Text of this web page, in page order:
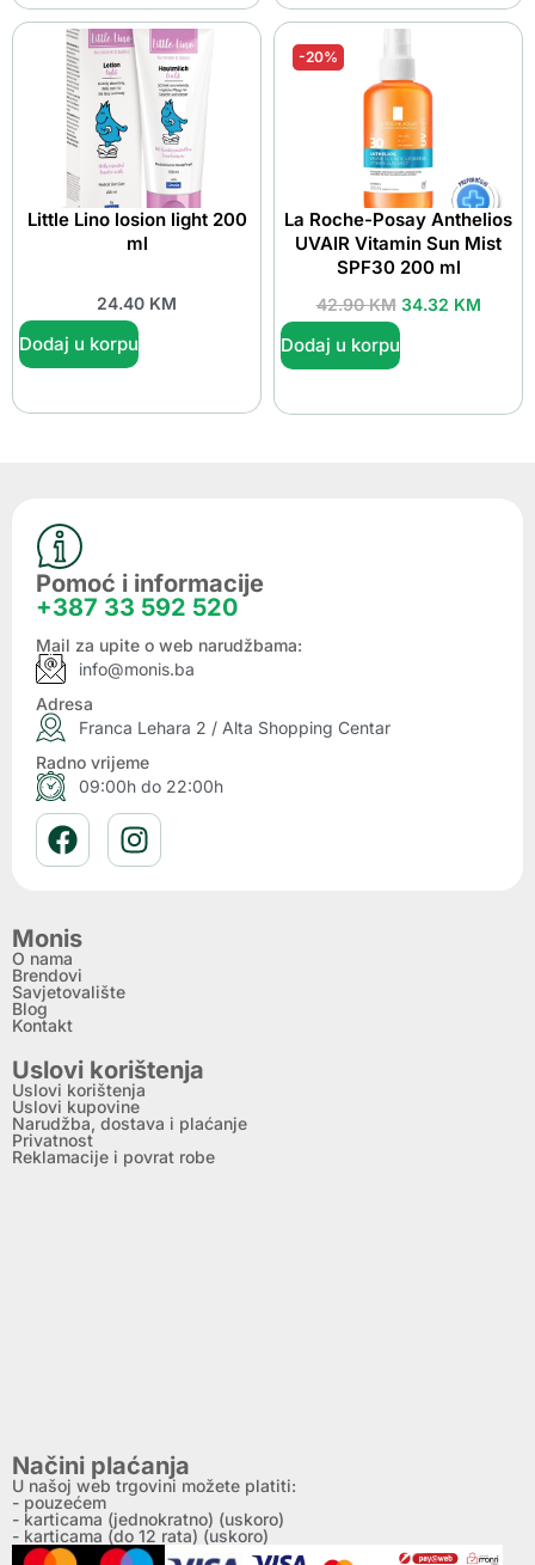
Little Lino losion light 200
ml
24.40 KM
Dodaj u korpu
-20%
La Roche-Posay Anthelios
UVAIR Vitamin Sun Mist
SPF30 200 ml
42.90KM 34.32 KM
Dodaj u korpu
Pomoć i informacije
+387 33 592 520
Mail za upite o web narudžbama:
info@monis.ba
Adresa
Franca Lehara 2 / Alta Shopping Centar
Radno vrijeme
09:00h do 22:00h
Monis
O nama
Brendovi
Savjetovalište
Blog
Kontakt
Uslovi korištenja
Uslovi korištenja
Uslovi kupovine
Narudžba, dostava i plaćanje
Privatnost
Reklamacije i povrat robe
Načini plaćanja
U našoj web trgovini možete platiti:
- pouzećem
- karticama (jednokratno) (uskoro)
- karticama (do 12 rata) (uskoro)